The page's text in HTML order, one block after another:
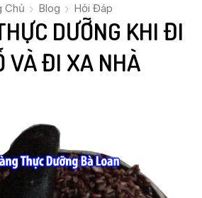
Chủ Blog Hỏi Đáp
DƯỠNG KHI ĐI
VÀ ĐI XA NHÀ